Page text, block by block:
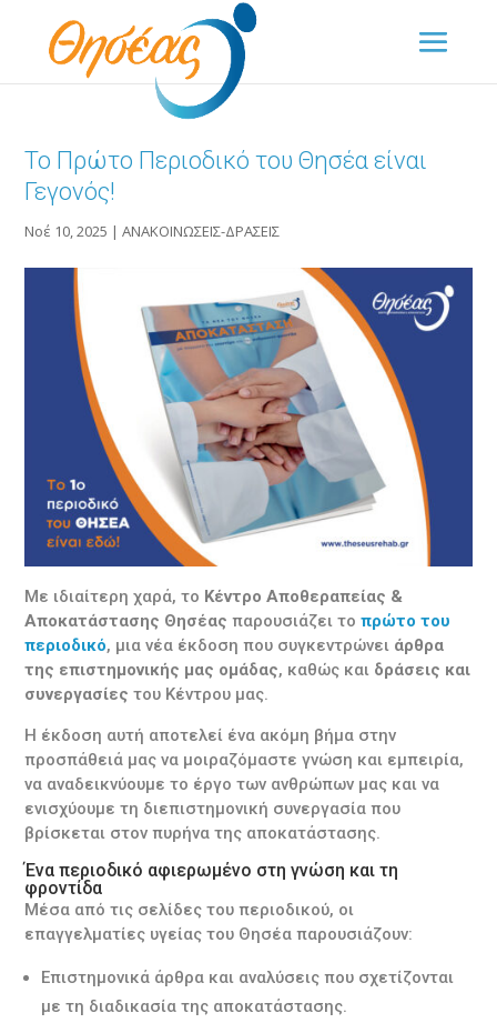
Το Πρώτο Περιοδικό του Θησέα είναι
Γεγονός!
Νοέ 10, 2025 |ΑΝΑΚΟΙΝΩΣΕΙΣ-ΔΡΑΣΕΙΣ
Με ιδιαίτερη χαρά, το Κέντρο Αποθεραπείας &
Αποκατάστασης Θησέας παρουσιάζει τοπρώτο του
περιοδικό, μια νέα έκδοση που συγκεντρώνει άρθρα
της επιστημονικής μας ομάδας, καθώς και δράσεις και
συνεργασίες του Κέντρου μας.
Η έκδοση αυτή αποτελεί ένα ακόμη βήμα στην
προσπάθειά μας να μοιραζόμαστε γνώση και εμπειρία,
να αναδεικνύουμε το έργο των ανθρώπων μας και να
ενισχύουμε τη διεπιστημονική συνεργασία που
βρίσκεται στον πυρήνα της αποκατάστασης.
Ένα περιοδικό αφιερωμένο στη γνώση και τη
φροντίδα
Μέσα από τις σελίδες του περιοδικού, οι
επαγγελματίες υγείας του Θησέα παρουσιάζουν:
Επιστημονικά άρθρα και αναλύσεις που σχετίζονται
με τη διαδικασία της αποκατάστασης.